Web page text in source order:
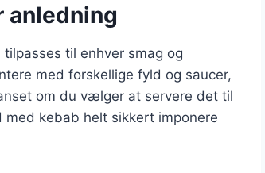
anledning
til enhver smag og
med forskellige fyld og saucer,
om du vælger at servere det til
kebab helt sikkert imponere